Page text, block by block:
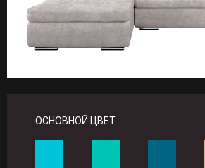
ОСНОВНОЙ ЦВЕТ